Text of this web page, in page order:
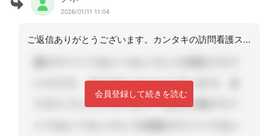
2026/01/11 11:04
ご返信ありがとうございます。カンタキの訪問看護スタッフにSTはいないです。
会員登録して続きを読む